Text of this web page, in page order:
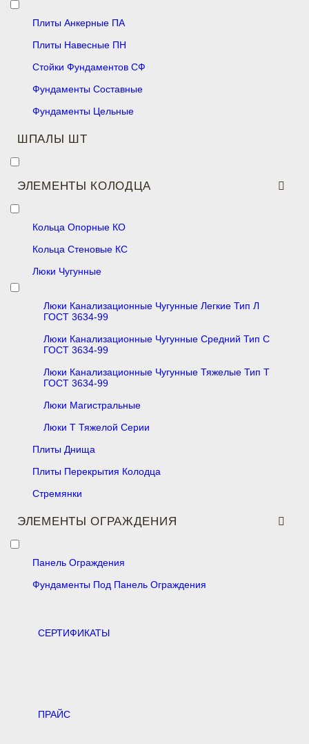
Плиты Анкерные ПА
Плиты Навесные ПН
Стойки Фундаментов СФ
Фундаменты Составные
Фундаменты Цельные
ШПАЛЫ ШТ
ЭЛЕМЕНТЫ КОЛОДЦА
Кольца Опорные КО
Кольца Стеновые КС
Люки Чугунные
Люки Канализационные Чугунные Легкие Тип Л
ГОСТ 3634-99
Люки Канализационные Чугунные Средний Тип С
ГОСТ 3634-99
Люки Канализационные Чугунные Тяжелые Тип Т
ГОСТ 3634-99
Люки Магистральные
Люки Т Тяжелой Серии
Плиты Днища
Плиты Перекрытия Колодца
Стремянки
ЭЛЕМЕНТЫ ОГРАЖДЕНИЯ
Панель Ограждения
Фундаменты Под Панель Ограждения
CЕРТИФИКАТЫ
ПРАЙС